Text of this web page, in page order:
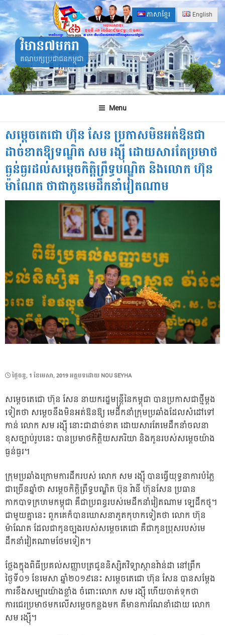
Skip
to
content
ភាសាខ្មែរ English
វិមាន៧មករា
គណបក្សប្រជាជនកម្ពុជា
Menu
សម្តេចតេជោ ហ៊ុន សែន ប្រកាសមិនអត់ឱនជា
ដាច់ខាតឱ្យទណ្ឌិត សម រង្ស៉ី ដោយសារតែប្រមាថ
ធ្ងន់ធ្ងរដល់សម្តេចកិត្តិព្រឹទ្ធបណ្ឌិត និងលោក ហ៊ុន
ម៉ាណែត ថាជាកូនមេដឹកនាំវៀតណាម
POSTED
ថ្ងៃ​ចន្ទ, 1 ខែ​មេសា, 2019អត្ថបទដោយ NOU SEYHA
សម្តេចតេជោ ហ៊ុន សែន នាយករដ្ឋមន្រ្តីនៃកម្ពុជា បានប្រកាសជាថ្មីម្តង
ទៀតថា សម្តេចនឹងមិនអត់ឱនឱ្យ មេដឹកនាំក្រុមប្រឆាំងដែលសំដៅទៅ
កាន់ លោក សម រង្ស៉ី នោះជាដាច់ខាត ដោយសារតែមេដឹកនាំចលនា
ខុសច្បាប់រូបនេះ បានប្រមាថកិត្តិយសភរិយា និងកូនរបស់សម្តេចយ៉ាង
ធ្ងន់ធ្ងរ។
ក្រុមប្រឆាំងក្រោមការដឹករបស់ លោក សម រង្ស៉ី បានធ្វើយុទ្ធនាការបំភ្លៃ
ជាច្រើនឆ្នាំថា សម្តេចកិត្តិព្រឹទ្ធបណ្ឌិត ប៊ុន រ៉ានី ហ៊ុនសែន ប្រធាន
កាកបាទក្រហមកម្ពុជា គឺជាប្រពន្ធរបស់មេដឹកនាំវៀតណាម ឡេដឹកថូ។
ជាមួយគ្នានេះ ពួកគេក៏បានឃោសនាភូតកុហកទៀតថា លោក ហ៊ុន
ម៉ាណែត ដែលជាកូនច្បងរបស់សម្តេចតេជោ គឺជាកូនប្រុសរបស់មេ
ដឹកនាំវៀតណាមថែមទៀត។
ថ្លែងក្នុងពិធីប្រគល់សញ្ញាបត្រជូននិស្សិតវិទ្យាស្ថានវ៉ាន់ដា នៅព្រឹក
ថ្ងៃទី០១ ខែមេសា ឆ្នាំ២០១៩នេះ សម្តេចតេជោ ហ៊ុន សែន បានសម្តែង
ការខឹងសម្បារយ៉ាងខ្លាំង ចំពោះលោក សម រង្ស៉ី ហើយចាត់ទុកថា
ការជេរប្រមាថមកលើសម្តេចកន្លងមក គឺមានការណែនាំដោយ លោក
សម រង្ស៉ី។